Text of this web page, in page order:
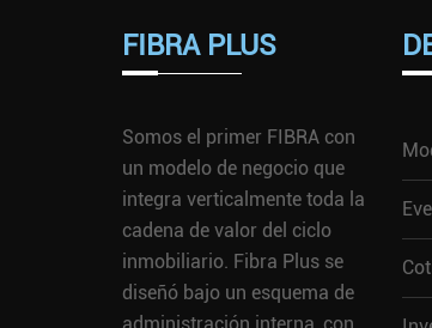
FIBRA PLUS
Somos el primer FIBRA con
un modelo de negocio que
integra verticalmente toda la
cadena de valor del ciclo
inmobiliario. Fibra Plus se
diseñó bajo un esquema de
administración interna, con